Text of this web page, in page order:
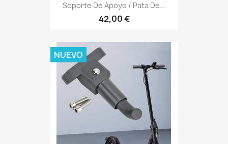
Soporte De Apoyo / Pata De...
42,00 €
NUEVO